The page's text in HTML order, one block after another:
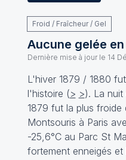
Froid / Fraîcheur / Gel
Aucune gelée
Dernière mise à jour le 14
L'hiver 1879 / 1880
l'histoire (> >). La nuit
1879 fut la plus froide
Montsouris à Paris
-25,6°C au Parc St
fortement enneigés et